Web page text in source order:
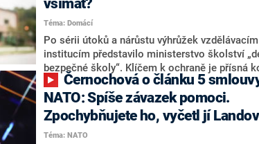
NEWS psí psycholog Pavel Bradáč. Ze své
popsal, co by lidé před pořízením nejen malého
štěněte měli zvážit. Odbornice na psí chování
Navrátilová zmínila také vhodnost „řidičáku
Oba experti se shodují, že „ideální plemeno“
pro rodinu s dětmi neexistuje, vše je o
potřebách a výchově.
všímat?
Téma: Domácí
Po sérii útoků a nárůstu výhrůžek vzdělávacím
institucím představilo ministerstvo školství
bezpečné školy“. Klíčem k ochraně je přísná
vstupů – moderní systémy už dokážou
nebezpečnou osobu a okamžitě jí zablokovat
Nejúčinnějším opatřením však nadále zůstává
zásah rodičů a škol, kterým však stále chybí
psychologů, kteří by pomohli odhalit varovné
NATO: Spíše závazek pomoci.
Zpochybňujete ho, vyčetl jí
Téma: NATO